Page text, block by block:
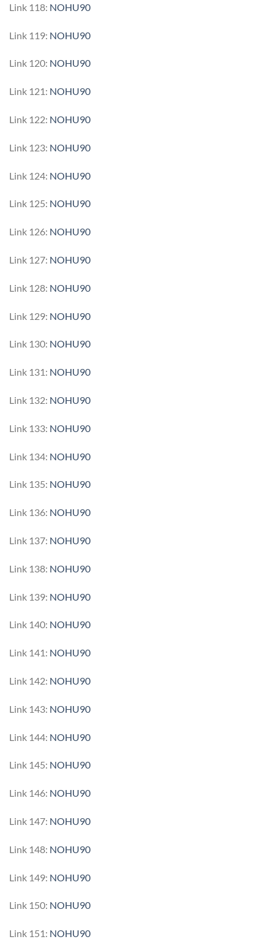
Link 118: NOHU90
Link 119: NOHU90
Link 120: NOHU90
Link 121: NOHU90
Link 122: NOHU90
Link 123: NOHU90
Link 124: NOHU90
Link 125: NOHU90
Link 126: NOHU90
Link 127: NOHU90
Link 128: NOHU90
Link 129: NOHU90
Link 130: NOHU90
Link 131: NOHU90
Link 132: NOHU90
Link 133: NOHU90
Link 134: NOHU90
Link 135: NOHU90
Link 136: NOHU90
Link 137: NOHU90
Link 138: NOHU90
Link 139: NOHU90
Link 140: NOHU90
Link 141: NOHU90
Link 142: NOHU90
Link 143: NOHU90
Link 144: NOHU90
Link 145: NOHU90
Link 146: NOHU90
Link 147: NOHU90
Link 148: NOHU90
Link 149: NOHU90
Link 150: NOHU90
Link 151: NOHU90